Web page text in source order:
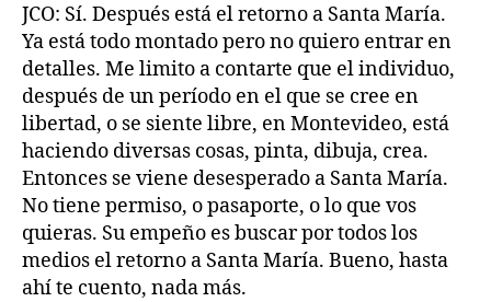
JCO: Sí. Después está el retorno a Santa María.
Ya está todo montado pero no quiero entrar en
detalles. Me limito a contarte que el individuo,
después de un período en el que se cree en
libertad, o se siente libre, en Montevideo, está
haciendo diversas cosas, pinta, dibuja, crea.
Entonces se viene desesperado a Santa María.
No tiene permiso, o pasaporte, o lo que vos
quieras. Su empeño es buscar por todos los
medios el retorno a Santa María. Bueno, hasta
ahí te cuento, nada más.